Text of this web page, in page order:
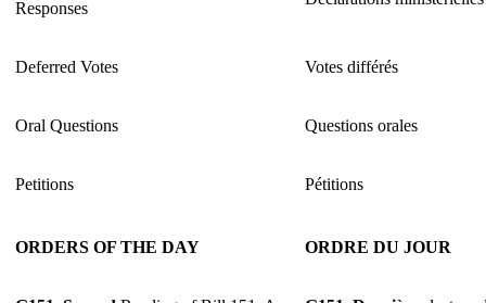
Responses
Deferred Votes Votes différés
Oral Questions Questions orales
Petitions Pétitions
ORDERS OF THE DAY ORDRE DU JOUR